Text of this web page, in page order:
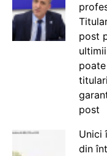
post
post
Unici
din